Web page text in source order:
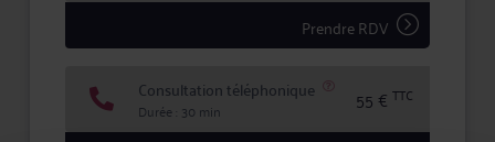
Prendre RDV
Consultation téléphonique
Durée : 30 min 55 € TTC